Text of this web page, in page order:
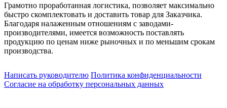
Грамотно проработанная логистика, позволяет максимально
быстро скомплектовать и доставить товар для Заказчика.
Благодаря налаженным отношениям с заводами-
производителями, имеется возможность поставлять
продукцию по ценам ниже рыночных и по меньшим срокам
производства.
Написать руководителю Политика конфиденциальности
Согласие на обработку персональных данных